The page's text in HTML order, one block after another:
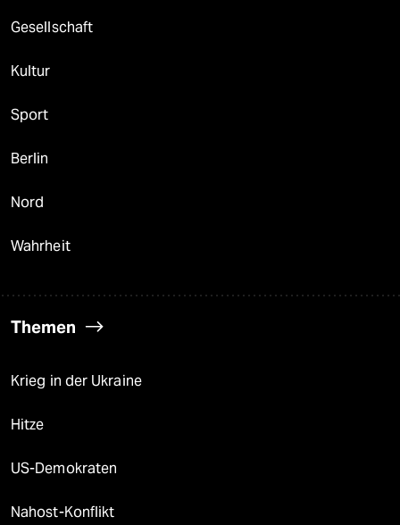
Gesellschaft
Kultur
Sport
Berlin
Nord
Wahrheit
Themen
Krieg in der Ukraine
Hitze
US-Demokraten
Nahost-Konflikt